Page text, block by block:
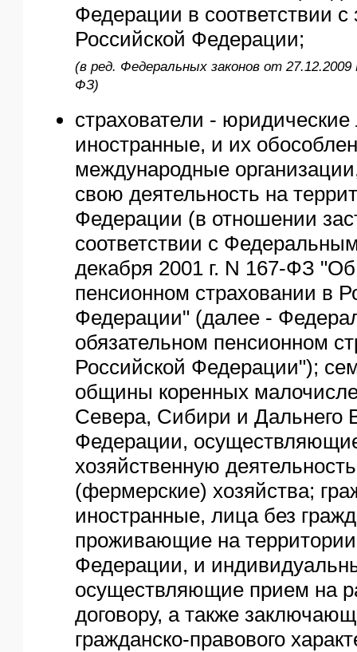
Федерации в соответствии с
Российской Федерации;
(в ред. Федеральных законов от
ФЗ)
страхователи -
иностранные, и их
международные
свою деятельность на
Федерации (в отношении
соответствии с
декабря 2001 г. N 167-ФЗ
пенсионном страховании в
Федерации" (далее -
обязательном пенсионном
Российской Федерации");
общины коренных
Севера, Сибири и Дальнего
Федерации,
хозяйственную
(фермерские) хозяйства;
иностранные, лица без
проживающие на
Федерации, и
осуществляющие прием на
договору, а также
гражданско-правового